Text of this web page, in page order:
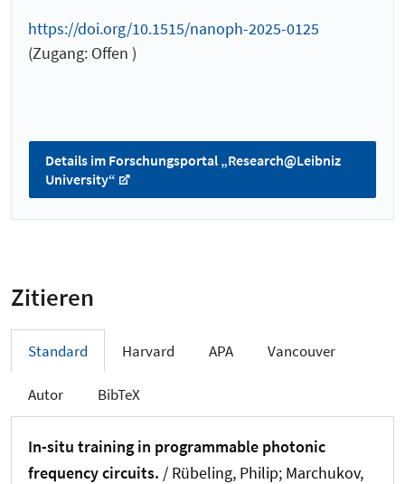
https://doi.org/10.1515/nanoph-2025-0125
(Zugang: Offen )
Details im Forschungsportal „Research@Leibniz
University“
Zitieren
Standard Harvard APA Vancouver
Autor BibTeX
In-situ training in programmable photonic
frequency circuits. / Rübeling, Philip; Marchukov,